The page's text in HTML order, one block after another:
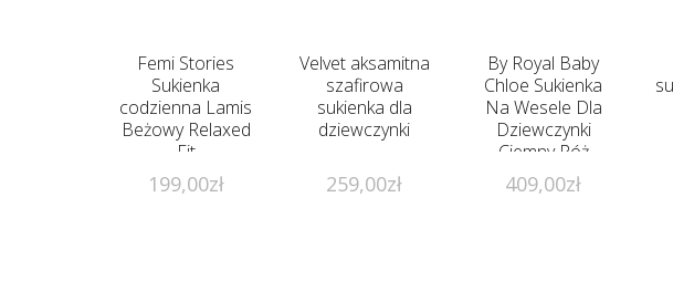
Femi Stories
Sukienka
codzienna Lamis
Beżowy Relaxed
Fit
199,00zł
Velvet aksamitna
szafirowa
sukienka dla
dziewczynki
259,00zł
By Royal Baby
Chloe Sukienka
Na Wesele Dla
Dziewczynki
Ciemny Róż
409,00zł